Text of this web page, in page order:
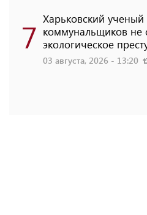
7 Харьковский
коммунальщиков не
экологическое
03 августа, 2026 - 13:20